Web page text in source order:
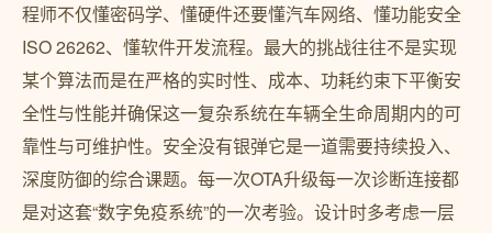
程师不仅懂密码学、懂硬件还要懂汽车网络、懂功能安全
ISO 26262、懂软件开发流程。最大的挑战往往不是实现
某个算法而是在严格的实时性、成本、功耗约束下平衡安
全性与性能并确保这一复杂系统在车辆全生命周期内的可
靠性与可维护性。安全没有银弹它是一道需要持续投入、
深度防御的综合课题。每一次OTA升级每一次诊断连接都
是对这套“数字免疫系统”的一次考验。设计时多考虑一层